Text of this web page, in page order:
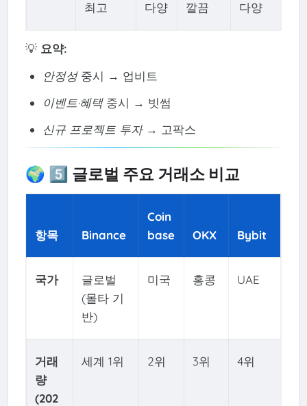
최고
다양
깔끔
다양
💡 요약:
안정성중시 → 업비트
이벤트·혜택중시 → 빗썸
신규 프로젝트 투자→ 고팍스
🌍 5️⃣ 글로벌 주요 거래소 비교
항목 Binance
Coin
base
OKX Bybit
국가
글로벌
(몰타 기
반)
미국 홍콩 UAE
거래
량
(202
세계 1위 2위 3위 4위